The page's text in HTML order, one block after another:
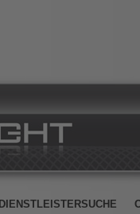
DIENSTLEISTERSUCHE